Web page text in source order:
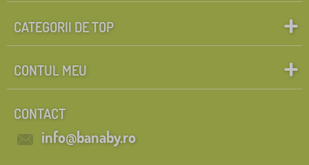
CATEGORII DE TOP
CONTUL MEU
CONTACT
info@banaby.ro